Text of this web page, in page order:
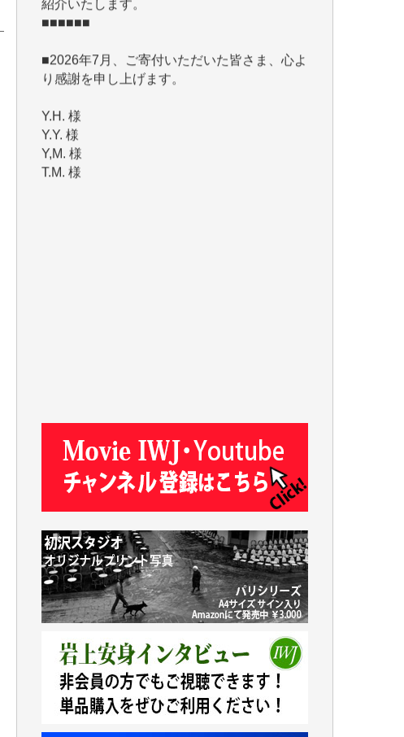
■2026年7月、ご寄付いただいた皆さま、心よ
Y.H. 様
Y,M. 様
T.M. 様
マツモト ヤスアキ 様
マシオン 恵美香 様
Y.T. 様
T.K. 様
ASAKO TAKAESU 様
マシオン恵美香 様
平野智生 様
山本賢二 様
吉住俊昭 様
徳山匡 様
金 盛起 様
塩川 晃平 様
松本益美 様
及川昭男 様
岩井祐子 様
藤田英之 様
藤岡比左志 様